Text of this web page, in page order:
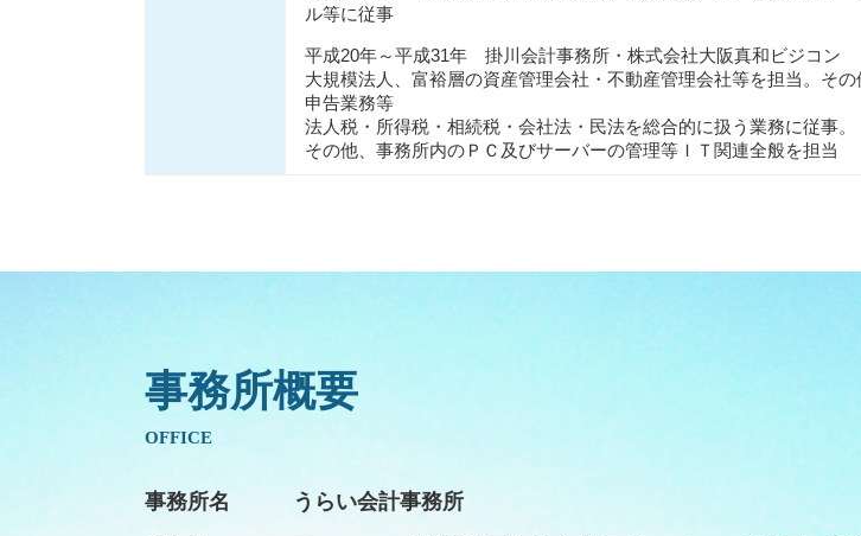
ル等に従事
平成20年～平成31年 掛川会計事務所・株式会社大阪真和ビジコン
大規模法人、富裕層の資産管理会社・不動産管理会社等を担当。そ
申告業務等
法人税・所得税・相続税・会社法・⺠法を総合的に扱う業務に従事。
その他、事務所内のＰＣ及びサーバーの管理等ＩＴ関連全般を担当
事務所概要
OFFICE
事務所名 うらい会計事務所